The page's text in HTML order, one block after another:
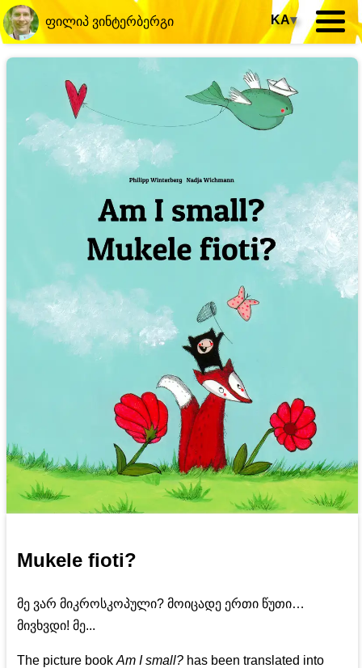
ფილიპ ვინტერბერგი KA▾
Mukele fioti?
მე ვარ მიკროსკოპული? მოიცადე ერთი წუთი…
მივხვდი! მე...
The picture bookAm I small? has been translated into